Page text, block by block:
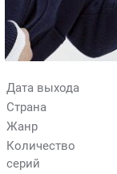
Дата выхода
Страна
Жанр
Количество
серий